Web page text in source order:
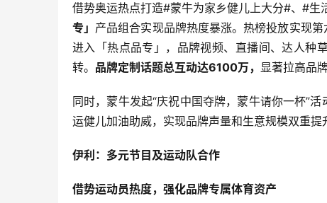
借势奥运热点打造#蒙牛为家乡健儿上大分#、#
专」 产品组合实现品牌热度暴涨。热榜投放实现
进入「热点品专」，品牌视频、直播间、达人种
转。 品牌定制话题总互动达6100万， 显著拉高品牌
同时，蒙牛发起“庆祝中国夺牌，蒙牛请你一杯”
运健儿加油助威，实现品牌声量和生意规模双重提
伊利：多元节目及运动队合作
借势运动员热度，强化品牌专属体育资产